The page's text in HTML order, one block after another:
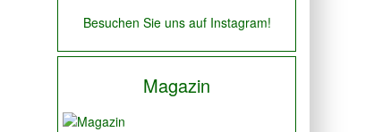
Besuchen Sie uns auf Instagram!
Magazin